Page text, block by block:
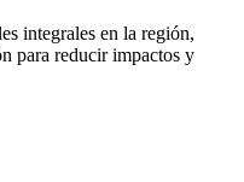
integrales en la región,
para reducir impactos y